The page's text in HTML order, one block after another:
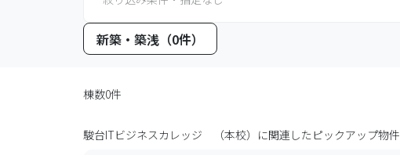
新築・築浅（0件）
棟数0件
駿台ITビジネスカレッジ （本校） に関連したピックアップ物件